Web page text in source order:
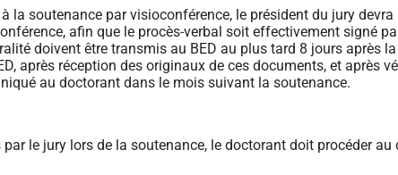
soutenance par visioconférence, le président du jury devra
afin que le procès-verbal soit effectivement signé
doivent être transmis au BED au plus tard 8 jours après
après réception des originaux de ces documents, et après
au doctorant dans le mois suivant la soutenance.
le jury lors de la soutenance, le doctorant doit procéder